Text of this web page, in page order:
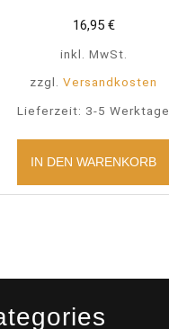
16,95 €
inkl. MwSt.
zzgl.Versandkosten
Lieferzeit: 3-5 Werktage
IN DEN WARENKORB